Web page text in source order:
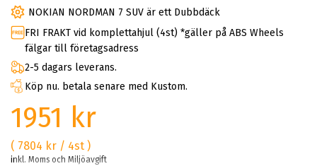
NOKIAN NORDMAN 7 SUV är ett Dubbdäck
FRI FRAKT vid komplettahjul (4st) *gäller på ABS Wheels
fälgar till företagsadress
2-5 dagars leverans.
Köp nu. betala senare med Kustom.
1951 kr
( 7804 kr / 4st )
inkl. Moms och Miljöavgift